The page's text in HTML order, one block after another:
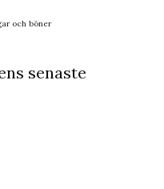
och böner
senaste